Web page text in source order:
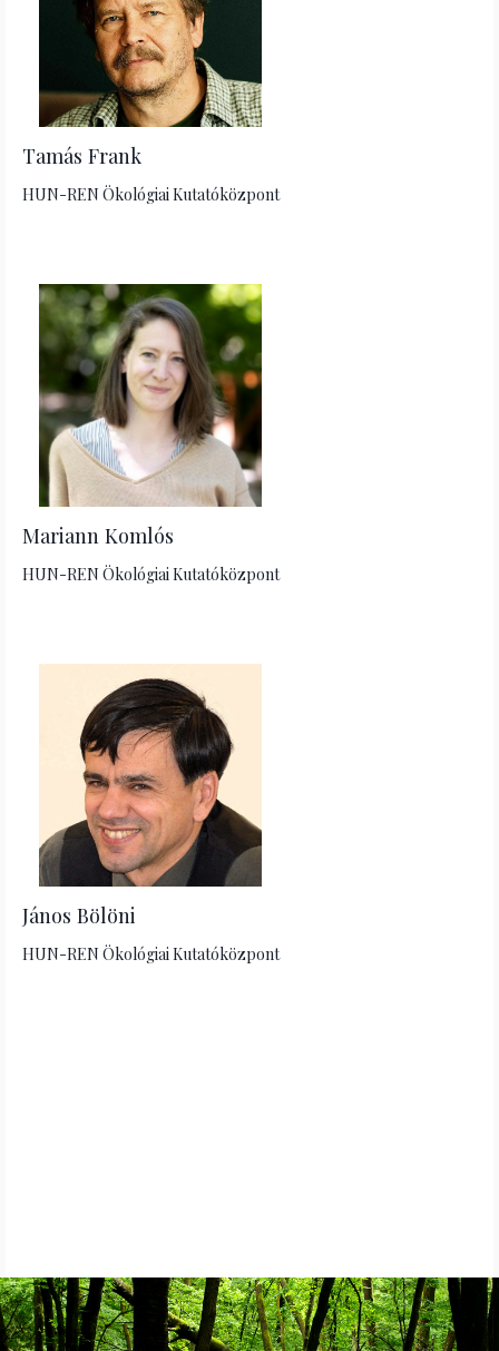
Tamás Frank
HUN-REN Ökológiai Kutatóközpont
Mariann Komlós
HUN-REN Ökológiai Kutatóközpont
János Bölöni
HUN-REN Ökológiai Kutatóközpont